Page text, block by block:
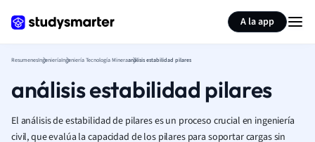
A la app
ResumenesIngenieríaIngeniería Tecnología Mineraanálisis estabilidad pilares
análisis estabilidad pilares
El análisis de estabilidad de pilares es un proceso crucial en ingeniería
civil, que evalúa la capacidad de los pilares para soportar cargas sin
Resumir página